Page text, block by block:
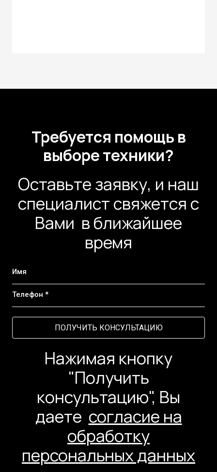
Требуется помощь в
выборе техники?
Оставьте заявку, и наш
специалист свяжется с
Вами в ближайшее
время
Имя
Телефон *
ПОЛУЧИТЬ КОНСУЛЬТАЦИЮ
Нажимая кнопку
"Получить
консультацию", Вы
даете согласие на
обработку
персональных данных